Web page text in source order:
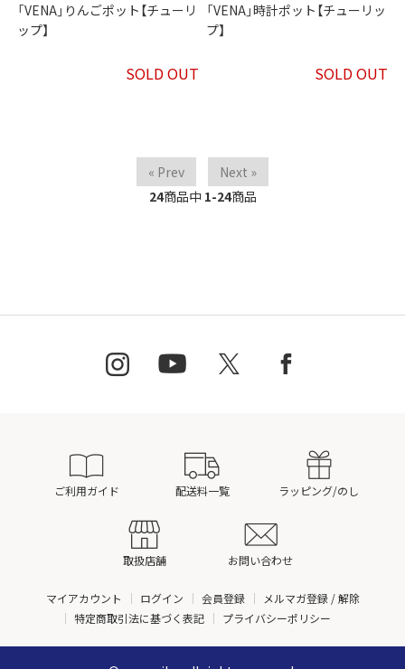
「VENA」りんごポット【チューリ
ップ】
SOLD OUT
「VENA」時計ポット【チューリッ
プ】
SOLD OUT
« Prev
Next »
24商品中 1-24商品
ご利用ガイド 配送料一覧 ラッピング/のし
取扱店舗 お問い合わせ
マイアカウント ログイン 会員登録
メルマガ登録 / 解除
特定商取引法に基づく表記
プライバシーポリシー